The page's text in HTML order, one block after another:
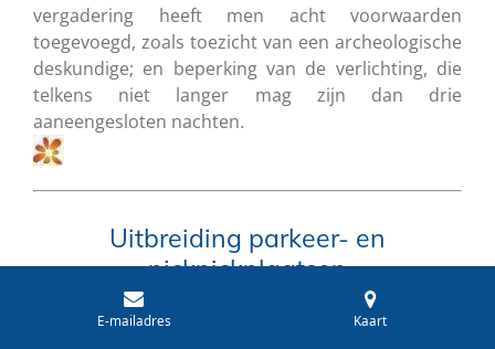
vergadering heeft men acht voorwaarden
toegevoegd, zoals toezicht van een archeologische
deskundige; en beperking van de verlichting, die
telkens niet langer mag zijn dan drie
aaneengesloten nachten.
Uitbreiding parkeer- en
picknickplaatsen
bij stuwmeer Las Niñas
E-mailadres Kaart